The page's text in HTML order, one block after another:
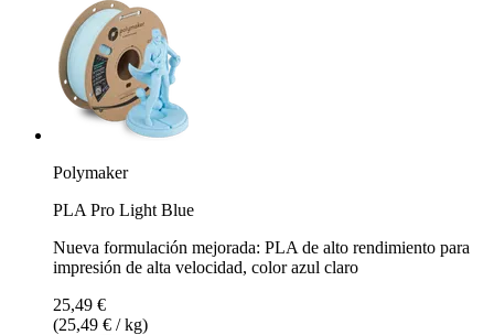
Polymaker
PLA Pro Light Blue
Nueva formulación mejorada: PLA de alto rendimiento para
impresión de alta velocidad, color azul claro
25,49 €
(25,49 € / kg)